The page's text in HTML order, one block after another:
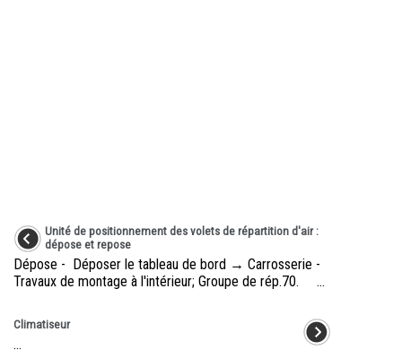
Unité de positionnement des volets de répartition d'air :
dépose et repose
Dépose - Déposer le tableau de bord → Carrosserie -
Travaux de montage à l'intérieur; Groupe de rép.70. ...
Climatiseur
...